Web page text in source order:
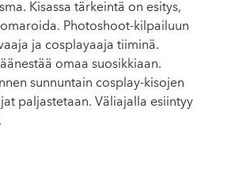
Kisassa tärkeintä on esitys,
Photoshoot-kilpailuun
ja cosplayaaja tiiminä.
omaa suosikkiaan.
sunnuntain cosplay-kisojen
paljastetaan. Väliajalla esiintyy